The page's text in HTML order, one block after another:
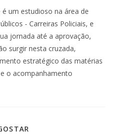
um estudioso na área de
- Carreiras Policiais, e
jornada até a aprovação,
surgir nesta cruzada,
estratégico das matérias
o acompanhamento